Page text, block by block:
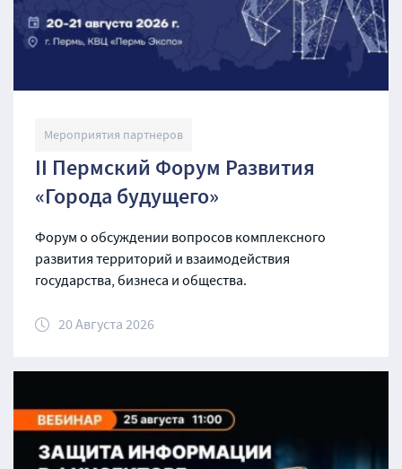
Мероприятия партнеров
II Пермский Форум Развития
«Города будущего»
Форум о обсуждении вопросов комплексного
развития территорий и взаимодействия
государства, бизнеса и общества.
20 Августа 2026